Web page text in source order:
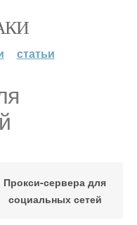
статьи
Прокси-сервера для
социальных сетей